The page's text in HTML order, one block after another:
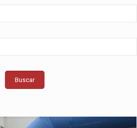
Buscar